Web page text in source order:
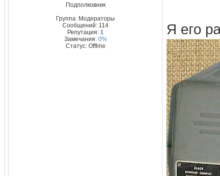
Подполковник
Группа: Модераторы
Сообщений: 114
Репутация: 1
Замечания: 0%
Статус: Offline
Я его